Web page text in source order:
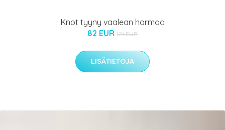
Knot tyyny vaalean harmaa
82 EUR 121 EUR
LISÄTIETOJA